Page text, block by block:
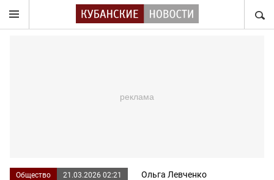
Общество 21.03.2026 02:21 Ольга Левченко